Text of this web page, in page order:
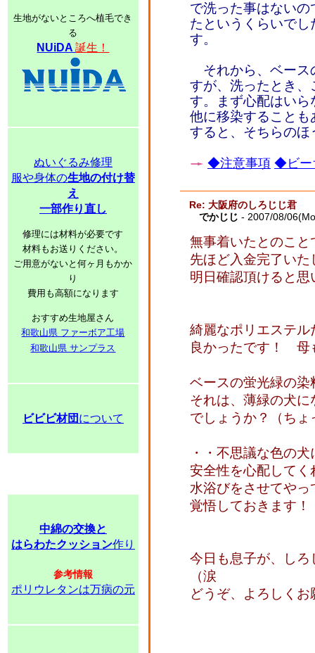
生地がないところへ植毛でき
る
NUiDA誕生！
ぬいぐるみ修理
服や身体の生地の付け替
え
一部作り直し
修理には材料が必要です
材料もお送りください。
ご用意がないと何ヶ月もかか
り
費用も高額になります
おすすめ生地屋さん
和歌山県 ファーボア工場
和歌山県 サンプラス
ビビビ材団 について
中綿の交換と
はらわたクッション作り
参考情報
ポリウレタンは万病の元
で洗った事はない
たというくらいで
す。
それから、ベース
すが、洗ったとき
す。まず心配はい
他に移染すること
すると、そちらの
◆注意事項 ◆ビー
Re: 大阪府のしろじじ君
でかじじ - 2007/08/
無事着いたとのこ
先ほど入金完了いた
明日確認頂けると思
綺麗なポリエステル
良かったです！ 母
ベースの蛍光緑の染
それは、薄緑の犬
でしょうか？（ち
・・不思議な色の
安全性を心配して
水浴びをさせてや
覚悟しておきます！
今日も息子が、し
（涙
どうぞ、よろしく